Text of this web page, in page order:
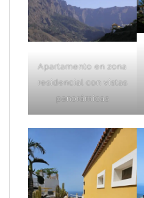
Apartamento en zona
residencial con vistas
panorámicas